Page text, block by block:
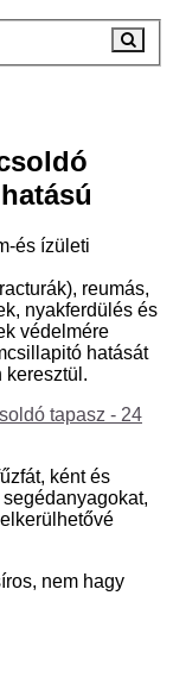
és ízületi
reumás,
nyakferdülés és
védelmére
hatását
keresztül.
tapasz - 24
ként és
nem hagy